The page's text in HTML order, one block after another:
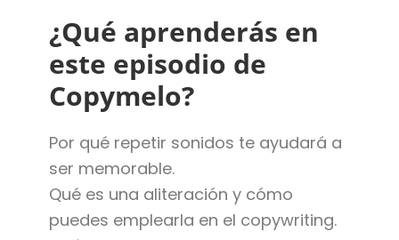
¿Qué aprenderás en
este episodio de
Copymelo?
Por qué repetir sonidos te ayudará a
ser memorable.
Qué es una aliteración y cómo
puedes emplearla en el copywriting.